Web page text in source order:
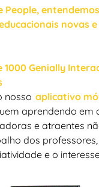
People,
novas
1000 Genially
nosso aplicativo
aprendendo em
e atraentes
dos
e o